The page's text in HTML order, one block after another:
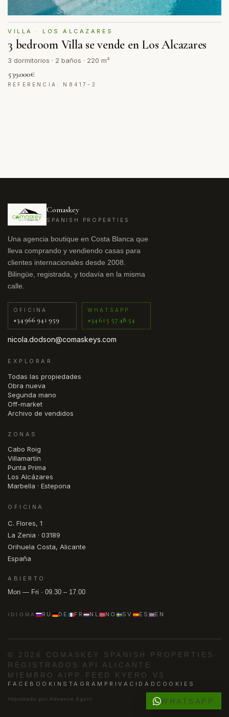
VILLA · LOS ALCAZARES
3 bedroom Villa se vende en Los Alcazares
3 dormitorios · 2 baños · 220 m²
539.000€
REFERENCIA: N8417-2
Comaskey
SPANISH PROPERTIES
Una agencia boutique en Costa Blanca que
lleva comprando y vendiendo casas para
clientes internacionales desde 2008.
Bilingüe, registrada, y todavía en la misma
calle.
OFICINA
+34 966 941 959
WHATSAPP
+34 615 57 48 54
nicola.dodson@comaskeys.com
EXPLORAR
Todas las propiedades
Obra nueva
Segunda mano
Off-market
Archivo de vendidos
ZONAS
Cabo Roig
Villamartín
Punta Prima
Los Alcázares
Marbella · Estepona
OFICINA
C. Flores, 1
La Zenia · 03189
Orihuela Costa, Alicante
España
ABIERTO
Mon — Fri · 09.30 – 17.00
IDIOMA RU DE FR NL NO SV ES EN
© 2026 COMASKEY SPANISH PROPERTIES
REGISTRADOS API ALICANTE
MIEMBRO AIPP
FEED KYERO V3
FACEBOOK INSTAGRAM PRIVACIDAD COOKIES
Impulsado por Advance Agent WHATSAPP